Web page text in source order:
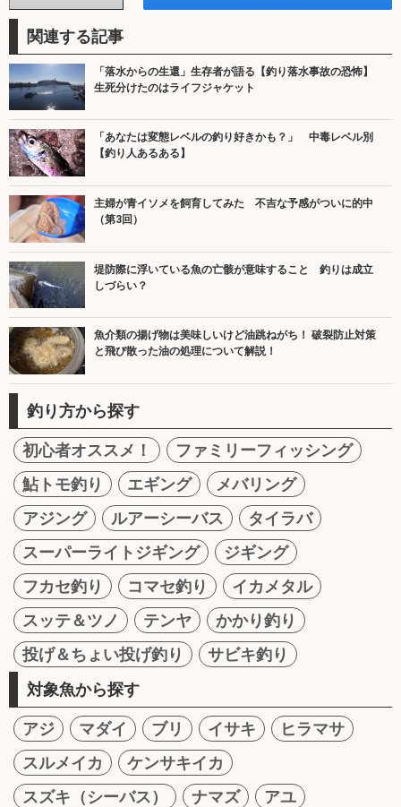
関連する記事
「落水からの生還」生存者が語る【釣り落水事故の恐怖】
生死分けたのはライフジャケット
「あなたは変態レベルの釣り好きかも？」 中毒レベル別
【釣り人あるある】
主婦が青イソメを飼育してみた 不吉な予感がついに的中
（第3回）
堤防際に浮いている魚の亡骸が意味すること 釣りは成立
しづらい？
魚介類の揚げ物は美味しいけど油跳ねがち！ 破裂防止対策
と飛び散った油の処理について解説！
釣り方から探す
初心者オススメ！
ファミリーフィッシング
鮎トモ釣り
エギング
メバリング
アジング
ルアーシーバス
タイラバ
スーパーライトジギング
ジギング
フカセ釣り
コマセ釣り
イカメタル
スッテ＆ツノ
テンヤ
かかり釣り
投げ＆ちょい投げ釣り
サビキ釣り
対象魚から探す
アジ マダイ ブリ イサキ
ヒラマサ
スルメイカ
ケンサキイカ
スズキ（シーバス）
ナマズ
アユ